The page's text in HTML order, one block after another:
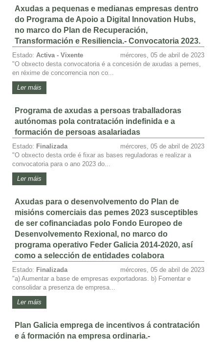
Axudas a pequenas e medianas empresas dentro
do Programa de Apoio a Digital Innovation Hubs,
no marco do Plan de Recuperación,
Transformación e Resiliencia.- Convocatoria 2023.
Estado: Activa - Vixente
mércores, 05 de abril de 2023
"O obxecto desta convocatoria é a concesión de axudas a pemes,
en réxime de concorrencia non co...
Ler máis
Programa de axudas a persoas traballadoras
autónomas pola contratación indefinida e a
formación de persoas asalariadas
Estado: Finalizada
mércores, 05 de abril de 2023
"O obxecto desta orde é fixar as bases reguladoras e realizar a
convocatoria para o ano 2023 do...
Ler máis
Axudas para o desenvolvemento do Plan de
misións comerciais das pemes 2023 susceptibles
de ser cofinanciadas polo Fondo Europeo de
Desenvolvemento Rexional, no marco do
programa operativo Feder Galicia 2014-2020, así
como a selección de entidades colabora
Estado: Finalizada
mércores, 05 de abril de 2023
"a) Aumentar a base de empresas exportadoras. b) Fomentar e
consolidar a presenza de empresa...
Ler máis
Plan Galicia emprega de incentivos á contratación
e á formación na empresa ordinaria.-